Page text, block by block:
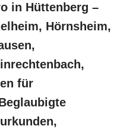
in Hüttenberg –
Hörnsheim,
für